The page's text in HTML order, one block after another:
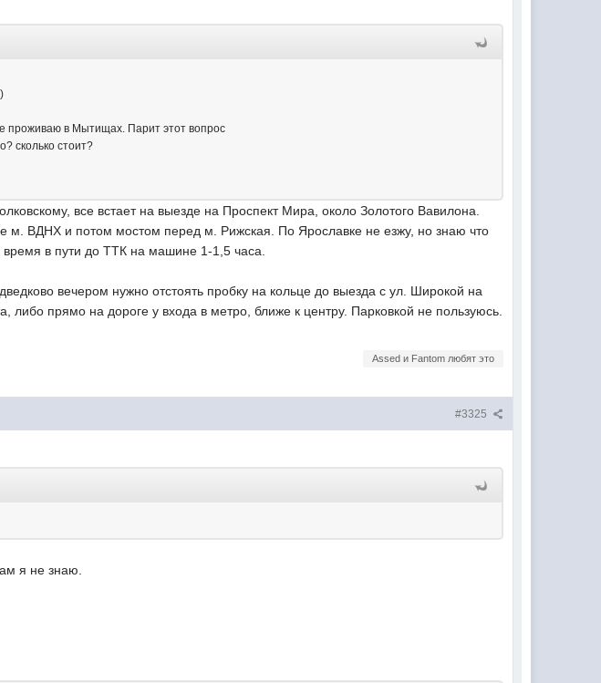
проживаю в Мытищах. Парит этот вопрос
сколько стоит?
все встает на выезде на Проспект Мира, около Золотого Вавилона.
м. ВДНХ и потом мостом перед м. Рижская. По Ярославке не езжу, но знаю что
в пути до ТТК на машине 1-1,5 часа.
вечером нужно отстоять пробку на кольце до выезда с ул. Широкой на
прямо на дороге у входа в метро, ближе к центру. Парковкой не пользуюсь.
Assed и Fantom любят это
#3325
я не знаю.